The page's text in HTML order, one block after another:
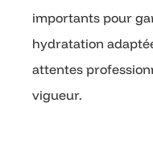
importants pour
hydratation
attentes
vigueur.